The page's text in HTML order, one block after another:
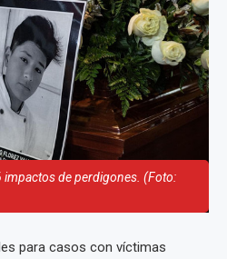
de perdigones. (Foto:
para casos con víctimas